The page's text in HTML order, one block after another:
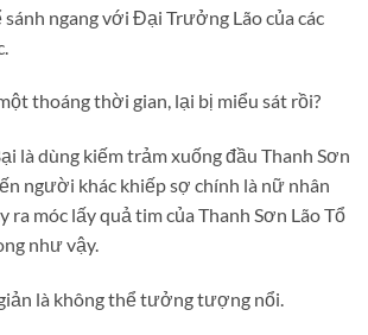
ngang với Đại Trưởng Lão của các
thoáng thời gian, lại bị miểu sát rồi?
là dùng kiếm trảm xuống đầu Thanh Sơn
người khác khiếp sợ chính là nữ nhân
ra móc lấy quả tim của Thanh Sơn Lão Tổ
như vậy.
là không thể tưởng tượng nổi.